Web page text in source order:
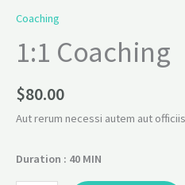
Coaching
1:1 Coaching
$80.00
Aut rerum necessi autem aut
Duration : 40 MIN